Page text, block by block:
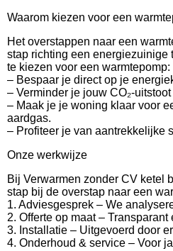
Waarom kiezen voor een
Het overstappen naar een
stap richting een energiezuinige
te kiezen voor een warmtepomp:
– Bespaar je direct op je
– Verminder je jouw CO₂-
– Maak je je woning klaar voor
aardgas.
– Profiteer je van aantrekkelijke
Onze werkwijze
Bij Verwarmen zonder CV ketel
stap bij de overstap naar een
1. Adviesgesprek – We
2. Offerte op maat –
3. Installatie – Uitgevoerd door
4. Onderhoud & service – Voor